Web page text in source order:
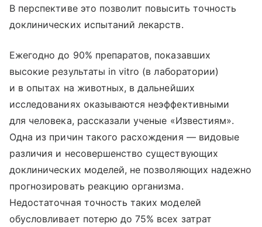
В перспективе это позволит повысить точность
доклинических испытаний лекарств.
Ежегодно до 90% препаратов, показавших
высокие результаты in vitro (в лаборатории)
и в опытах на животных, в дальнейших
исследованиях оказываются неэффективными
для человека, рассказали ученые «Известиям».
Одна из причин такого расхождения — видовые
различия и несовершенство существующих
доклинических моделей, не позволяющих надежно
прогнозировать реакцию организма.
Недостаточная точность таких моделей
обусловливает потерю до 75% всех затрат